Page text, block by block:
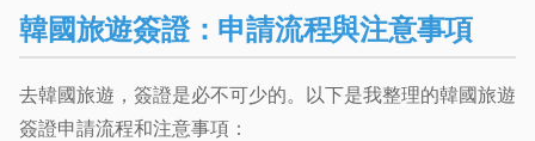
韓國旅遊簽證：申請流程與注意事項
去韓國旅遊，簽證是必不可少的。以下是我整理的韓國旅遊
簽證申請流程和注意事項：